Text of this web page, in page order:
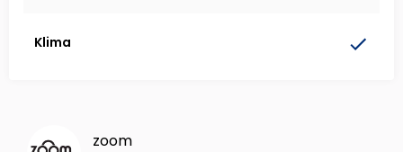
Klima
zoom